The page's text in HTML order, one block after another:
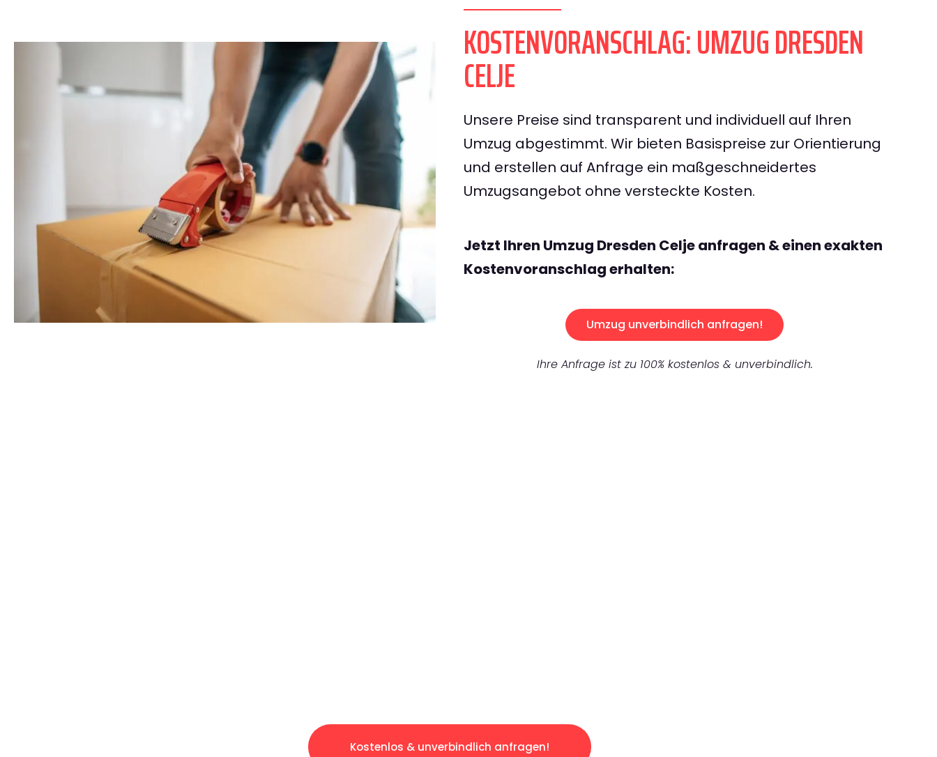
KOSTENVORANSCHLAG: UMZUG DRESDEN
CELJE
Unsere Preise sind transparent und individuell auf Ihren
Umzug abgestimmt. Wir bieten Basispreise zur Orientierung
und erstellen auf Anfrage ein maßgeschneidertes
Umzugsangebot ohne versteckte Kosten.
Jetzt Ihren Umzug Dresden Celje anfragen & einen exakten
Kostenvoranschlag erhalten:
Umzug unverbindlich anfragen!
Ihre Anfrage ist zu 100% kostenlos & unverbindlich.
Kostenlos & unverbindlich anfragen!